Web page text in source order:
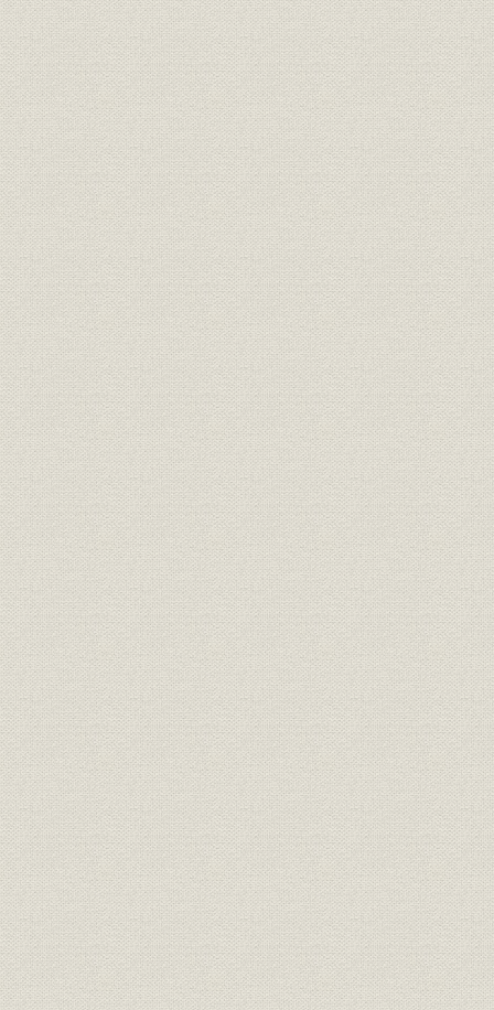
経営 最近十年間新契約種類別比較表
経営 最近十年間新契約職業別統計表
経営 契約異動一覧表(件数)
経営 契約異動一覧表(金額)
経営
契約期により分ちたる第二十五
期末及第三十五期末現在契約件
数
経営
契約期により分ちたる第二十五
期末及第三十五期末現在契約金
額
死亡率
予定死亡及実際死亡比較表(人
員)
死亡率
予定死亡及実際死亡比較表(金
額)
死亡率 未整頓総合死亡率
死亡率
未整頓選択死亡率(男子・契約件
数)
死亡率
未整頓選択死亡率(男子・保険金
額)
死亡率
未整頓選択死亡率(女子・契約件
数)
死亡率
未整頓選択死亡率(女子・保険金
額)
死亡率 未整頓五年截断死亡率
死亡率 整頓総合死亡率(男子)
死亡率
整頓選択及截断死亡率(男子・契
約件数)
死亡率
整頓選択及截断死亡率(男子・保
険金額)